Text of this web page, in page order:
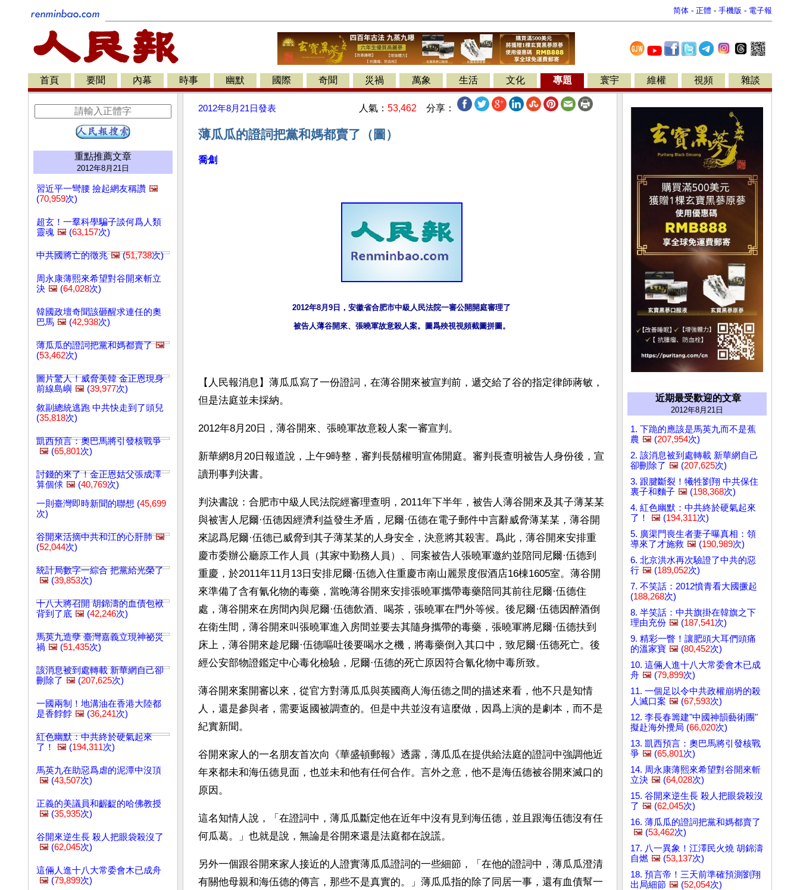
简体 - 正體 - 手機版 - 電子報
首頁 要聞 內幕 時事 幽默 國際 奇聞 災禍 萬象 生活 文化 專題 寰宇 維權 視頻 雜談
重點推薦文章
2012年8月21日
習近平一彎腰 撿起網友稱讚 🖼️
(70,959次)
超玄！一羣科學騙子談何爲人類
靈魂 🖼️ (63,157次)
中共國將亡的徵兆 🖼️(51,738次)
周永康薄熙來希望對谷開來斬立
決 🖼️ (64,028次)
韓國政壇奇聞該砸醒求連任的奧
巴馬 🖼️ (42,938次)
薄瓜瓜的證詞把黨和媽都賣了 🖼️
(53,462次)
圖片驚人！威脅美韓 金正恩現身
前線島嶼 🖼️ (39,977次)
敘副總統逃跑 中共快走到了頭兒
(35,818次)
凱西預言：奧巴馬將引發核戰爭
🖼️ (65,801次)
討錢的來了！金正恩姑父張成澤
算個俅 🖼️ (40,769次)
一則臺灣即時新聞的聯想 (45,699
次)
谷開來活摘中共和江的心肝肺 🖼️
(52,044次)
統計局數字一綜合 把黨給光榮了
🖼️ (39,853次)
十八大將召開 胡錦濤的血債包袱
背到了底 🖼️ (42,246次)
馬英九造孽 臺灣嘉義立現神祕災
禍 🖼️ (51,435次)
該消息被到處轉載 新華網自己卻
刪除了 🖼️ (207,625次)
一國兩制！地溝油在香港大陸都
是香餑餑 🖼️ (36,241次)
紅色幽默：中共終於硬氣起來
了！
🖼️ (194,311次)
馬英九在助惡爲虐的泥潭中沒頂
🖼️ (43,507次)
正義的美議員和齷齪的哈佛教授
🖼️ (35,935次)
谷開來逆生長 殺人把眼袋殺沒了
🖼️ (62,045次)
這倆人進十八大常委會木已成舟
🖼️ (79,899次)
2012年8月21日發表 人氣： 53,462 分享：
薄瓜瓜的證詞把黨和媽都賣了（圖）
喬劁
2012年8月9日，安徽省合肥市中級人民法院一審公開開庭審理了
被告人薄谷開來、張曉軍故意殺人案。圖爲殃視視頻截圖拼圖。
【人民報消息】薄瓜瓜寫了一份證詞，在薄谷開來被宣判前，遞交給了谷的指定律師蔣敏，
但是法庭並未採納。
2012年8月20日，薄谷開來、張曉軍故意殺人案一審宣判。
新華網8月20日報道說，上午9時整，審判長鬍權明宣佈開庭。審判長查明被告人身份後，宣
讀刑事判決書。
判決書說：合肥市中級人民法院經審理查明，2011年下半年，被告人薄谷開來及其子薄某某
與被害人尼爾·伍德因經濟利益發生矛盾，尼爾·伍德在電子郵件中言辭威脅薄某某，薄谷開
來認爲尼爾·伍德已威脅到其子薄某某的人身安全，決意將其殺害。爲此，薄谷開來安排重
慶市委辦公廳原工作人員（其家中勤務人員）、同案被告人張曉軍邀約並陪同尼爾·伍德到
重慶，於2011年11月13日安排尼爾·伍德入住重慶市南山麗景度假酒店16棟1605室。薄谷開
來準備了含有氰化物的毒藥，當晚薄谷開來安排張曉軍攜帶毒藥陪同其前往尼爾·伍德住
處，薄谷開來在房間內與尼爾·伍德飲酒、喝茶，張曉軍在門外等候。後尼爾·伍德因醉酒倒
在衛生間，薄谷開來叫張曉軍進入房間並要去其隨身攜帶的毒藥，張曉軍將尼爾·伍德扶到
床上，薄谷開來趁尼爾·伍德嘔吐後要喝水之機，將毒藥倒入其口中，致尼爾·伍德死亡。後
經公安部物證鑑定中心毒化檢驗，尼爾·伍德的死亡原因符合氰化物中毒所致。
薄谷開來案開審以來，從官方對薄瓜瓜與英國商人海伍德之間的描述來看，他不只是知情
人，還是參與者，需要返國被調查的。但是中共並沒有這麼做，因爲上演的是劇本，而不是
紀實新聞。
谷開來家人的一名朋友首次向《華盛頓郵報》透露，薄瓜瓜在提供給法庭的證詞中強調他近
年來都未和海伍德見面，也並未和他有任何合作。言外之意，他不是海伍德被谷開來滅口的
原因。
這名知情人說，「在證詞中，薄瓜瓜斷定他在近年中沒有見到海伍德，並且跟海伍德沒有任
何瓜葛。」也就是說，無論是谷開來還是法庭都在說謊。
另外一個跟谷開來家人接近的人證實薄瓜瓜證詞的一些細節，「在他的證詞中，薄瓜瓜澄清
有關他母親和海伍德的傳言，那些不是真實的。」薄瓜瓜指的除了同居一事，還有血債幫一
近期最受歡迎的文章
2012年8月21日
1. 下跪的應該是馬英九而不是蕉
農 🖼️ (207,954次)
2. 該消息被到處轉載 新華網自己
卻刪除了 🖼️ (207,625次)
3. 跟腱斷裂！犧牲劉翔 中共保住
裏子和麵子 🖼️ (198,368次)
4. 紅色幽默：中共終於硬氣起來
了！
🖼️ (194,311次)
5. 廣渠門喪生者妻子曝真相：領
導來了才施救 🖼️ (190,989次)
6. 北京洪水再次驗證了中共的惡
行 🖼️ (189,052次)
7. 不笑話：2012憤青看大國撅起
(188,268次)
8. 半笑話：中共旗掛在韓旗之下
理由充份 🖼️ (187,541次)
9. 精彩一瞥！讓肥頭大耳們頭痛
的溫家寶 🖼️ (80,452次)
10. 這倆人進十八大常委會木已成
舟 🖼️ (79,899次)
11. 一個足以令中共政權崩坍的殺
人滅口案 🖼️ (67,593次)
12. 李長春籌建"中國神韻藝術團"
擬赴海外攪局 (66,020次)
13. 凱西預言：奧巴馬將引發核戰
爭 🖼️ (65,801次)
14. 周永康薄熙來希望對谷開來斬
立決 🖼️ (64,028次)
15. 谷開來逆生長 殺人把眼袋殺沒
了 🖼️ (62,045次)
16. 薄瓜瓜的證詞把黨和媽都賣了
🖼️ (53,462次)
17. 八一異象！江澤民火燒 胡錦濤
自燃 🖼️ (53,137次)
18. 預言帝！三天前準確預測劉翔
出局細節 🖼️ (52,054次)